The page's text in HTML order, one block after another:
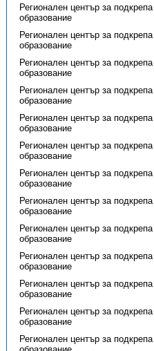
Регионален център за
образование
Регионален център за
образование
Регионален център за
образование
Регионален център за
образование
Регионален център за
образование
Регионален център за
образование
Регионален център за
образование
Регионален център за
образование
Регионален център за
образование
Регионален център за
образование
Регионален център за
образование
Регионален център за
образование
Регионален център за